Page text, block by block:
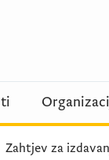
Zahtjev za